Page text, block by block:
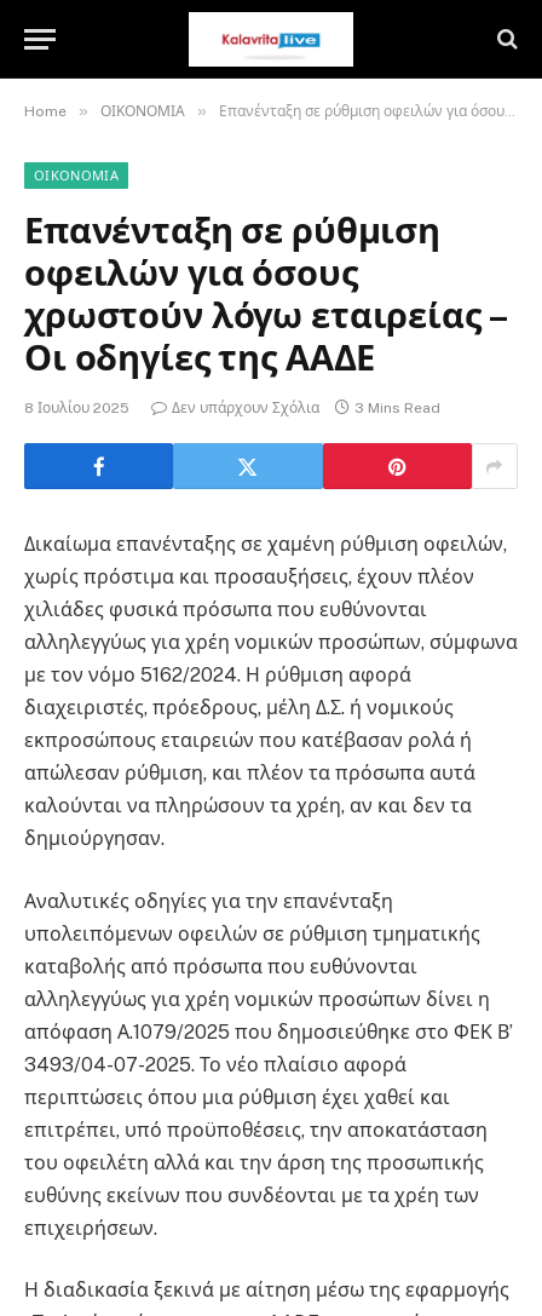
Home » ΟΙΚΟΝΟΜΙΑ » Επανένταξη σε ρύθμιση οφειλών για όσους χρωστούν λόγω εταιρείας – Οι οδηγίες της ΑΑΔΕ
ΟΙΚΟΝΟΜΙΑ
Επανένταξη σε ρύθμιση
οφειλών για όσους
χρωστούν λόγω εταιρείας –
Οι οδηγίες της ΑΑΔΕ
8 Ιουλίου 2025 Δεν υπάρχουν Σχόλια 3 Mins Read
Δικαίωμα επανένταξης σε χαμένη ρύθμιση οφειλών,
χωρίς πρόστιμα και προσαυξήσεις, έχουν πλέον
χιλιάδες φυσικά πρόσωπα που ευθύνονται
αλληλεγγύως για χρέη νομικών προσώπων, σύμφωνα
με τον νόμο 5162/2024. Η ρύθμιση αφορά
διαχειριστές, πρόεδρους, μέλη Δ.Σ. ή νομικούς
εκπροσώπους εταιρειών που κατέβασαν ρολά ή
απώλεσαν ρύθμιση, και πλέον τα πρόσωπα αυτά
καλούνται να πληρώσουν τα χρέη, αν και δεν τα
δημιούργησαν.
Αναλυτικές οδηγίες για την επανένταξη
υπολειπόμενων οφειλών σε ρύθμιση τμηματικής
καταβολής από πρόσωπα που ευθύνονται
αλληλεγγύως για χρέη νομικών προσώπων δίνει η
απόφαση Α.1079/2025 που δημοσιεύθηκε στο ΦΕΚ Β’
3493/04-07-2025. Το νέο πλαίσιο αφορά
περιπτώσεις όπου μια ρύθμιση έχει χαθεί και
επιτρέπει, υπό προϋποθέσεις, την αποκατάσταση
του οφειλέτη αλλά και την άρση της προσωπικής
ευθύνης εκείνων που συνδέονται με τα χρέη των
επιχειρήσεων.
Η διαδικασία ξεκινά με αίτηση μέσω της εφαρμογής